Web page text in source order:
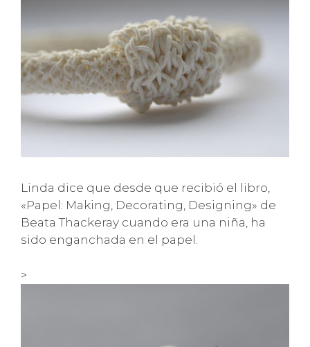
Linda dice que desde que recibió el libro,
«Papel: Making, Decorating, Designing» de
Beata Thackeray cuando era una niña, ha
sido enganchada en el papel.
>